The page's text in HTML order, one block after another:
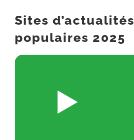
Sites d’actualités
populaires 2025
▶️